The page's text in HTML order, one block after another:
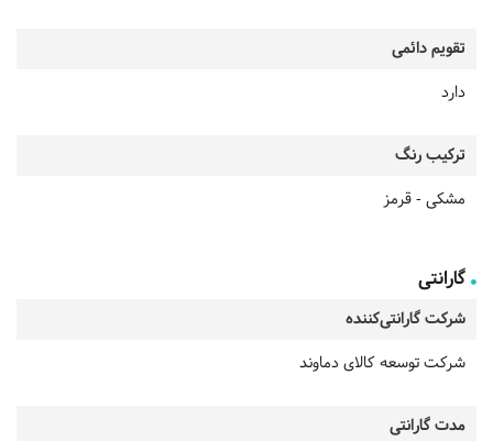
تقویم دائمی
دارد
ترکیب رنگ
مشکی - قرمز
گارانتی
شرکت گارانتی‌کننده
شرکت توسعه کالای دماوند
مدت گارانتی